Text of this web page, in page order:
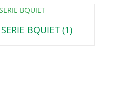
SERIE BQUIET(1)